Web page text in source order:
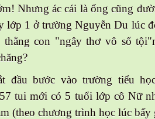
Nhưng ác cái là ổng cũng
lớp 1 ở trường Nguyễn Du lúc
con "ngây thơ vô số
đầu bước vào trường tiểu
tui mới có 5 tuổi lớp cô Nữ
(theo chương trình học lúc bấy